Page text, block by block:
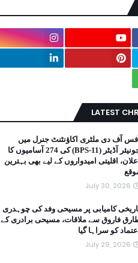
LATEST
آفس آف دی ملٹری اکاؤنٹنٹ جنرل میں
جونیئر آڈیٹر (BPS-11) کی 274 آسامیوں کا
اعلان، اقلیتی امیدواروں کے لیے بھی بہترین
July 30, 2026
کامیابی پر مسیحی وفد کی چوہدری
فاروق سے ملاقات، مسیحی برادری کے
اعتماد کو سراہا گیا
July 29, 2026